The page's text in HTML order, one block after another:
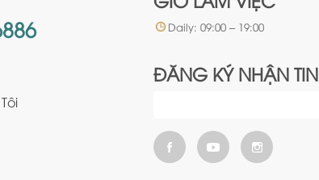
Daily: 09:00 – 19:00
ĐĂNG KÝ NHẬN TIN